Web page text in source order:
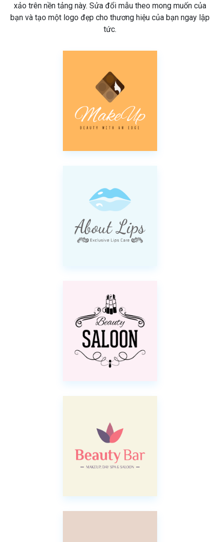
xảo trên nền tảng này. Sửa đổi mẫu theo mong muốn của
bạn và tạo một logo đẹp cho thương hiệu của bạn ngay lập
tức.